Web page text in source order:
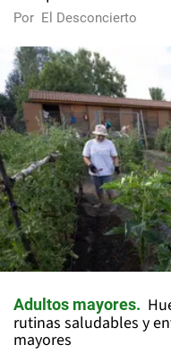
Por El Desconcierto
Adultos mayores
rutinas saludables y
mayores